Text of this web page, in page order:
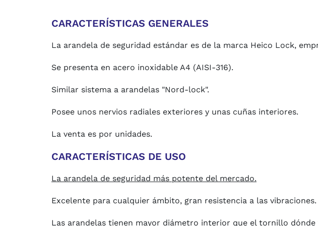
CARACTERÍSTICAS GENERALES
La arandela de seguridad estándar es de la marca Heico Lock,
Se presenta en acero inoxidable A4 (AISI-316).
Similar sistema a arandelas "Nord-lock".
Posee unos nervios radiales exteriores y unas cuñas interiores.
La venta es por unidades.
CARACTERÍSTICAS DE USO
La arandela de seguridad más potente del mercado.
Excelente para cualquier ámbito, gran resistencia a las vibraciones.
Las arandelas tienen mayor diámetro interior que el tornillo